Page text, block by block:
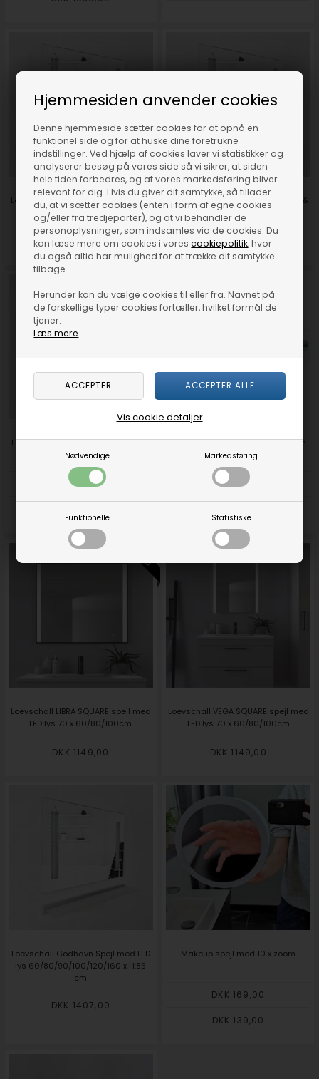
Hjemmesiden anvender cookies
Denne hjemmeside sætter cookies for at opnå en
funktionel side og for at huske dine foretrukne
indstillinger. Ved hjælp af cookies laver vi statistikker og
analyserer besøg på vores side så vi sikrer, at siden
hele tiden forbedres, og at vores markedsføring bliver
relevant for dig. Hvis du giver dit samtykke, så tillader
du, at vi sætter cookies (enten i form af egne cookies
og/eller fra tredjeparter), og at vi behandler de
personoplysninger, som indsamles via de cookies. Du
kan læse mere om cookies i vorescookiepolitik, hvor
du også altid har mulighed for at trække dit samtykke
tilbage.
Herunder kan du vælge cookies til eller fra. Navnet på
de forskellige typer cookies fortæller, hvilket formål de
tjener.
Læs mere
Nødvendige Markedsføring
Funktionelle Statistiske
Vis cookie detaljer
Loevschall Godhavn spejl LED lys &
stikkontakt 80 x 65 cm
DKK 2111,00
Loevschall Godhavn spejl LED lys &
stikkontakt 90 x 65 cm
DKK 2199,00
Loevschall Godhavn spejl med LED
lys & stikkontakt 120 x 65 cm
DKK 2551,00
SQUARE 60 spejlarmatur 600 mm
DKK 684,25
Loevschall LIBRA SQUARE spejl med
LED lys 70 x 60/80/100cm
DKK 1149,00
Loevschall VEGA SQUARE spejl med
LED lys 70 x 60/80/100cm
DKK 1149,00
Loevschall Godhavn Spejl med LED
lys 60/80/90/100/120/160 x H:85
cm
DKK 1407,00
Makeup spejl med 10 x zoom
DKK 169,00
DKK 139,00